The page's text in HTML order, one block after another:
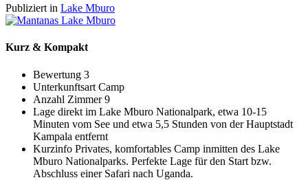
Publiziert in Lake Mburo
Kurz & Kompakt
Bewertung 3
Unterkunftsart Camp
Anzahl Zimmer 9
Lage direkt im Lake Mburo Nationalpark, etwa 10-15
Minuten vom See und etwa 5,5 Stunden von der Hauptstadt
Kampala entfernt
Kurzinfo Privates, komfortables Camp inmitten des Lake
Mburo Nationalparks. Perfekte Lage für den Start bzw.
Abschluss einer Safari nach Uganda.